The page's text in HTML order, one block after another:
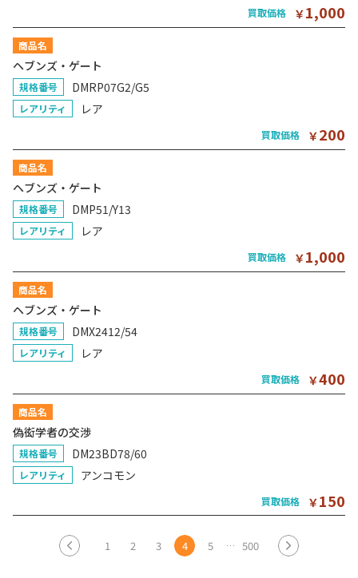
買取価格 ￥1,000
商品名
ヘブンズ・ゲート
規格番号 DMRP07G2/G5
レアリティ レア
買取価格 ￥200
商品名
ヘブンズ・ゲート
規格番号 DMP51/Y13
レアリティ レア
買取価格 ￥1,000
商品名
ヘブンズ・ゲート
規格番号 DMX2412/54
レアリティ レア
買取価格 ￥400
商品名
偽衒学者の交渉
規格番号 DM23BD78/60
レアリティ アンコモン
買取価格 ￥150
1 2 3 4 5 500